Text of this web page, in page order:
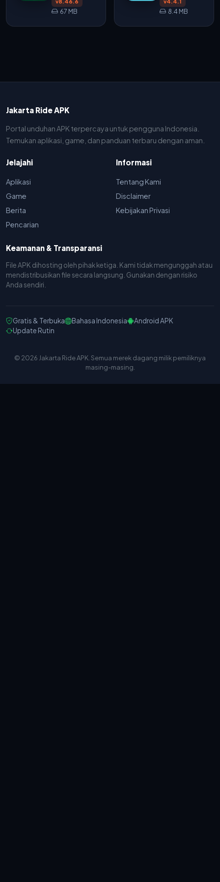
67 MB 8.4 MB
Jakarta Ride APK
Portal unduhan APK terpercaya untuk pengguna Indonesia.
Temukan aplikasi, game, dan panduan terbaru dengan aman.
Jelajahi
Aplikasi
Game
Berita
Pencarian
Informasi
Tentang Kami
Disclaimer
Kebijakan Privasi
Keamanan & Transparansi
File APK dihosting oleh pihak ketiga. Kami tidak mengunggah atau
mendistribusikan file secara langsung. Gunakan dengan risiko
Anda sendiri.
Gratis & Terbuka Bahasa Indonesia
Android APK
Update Rutin
© 2026 Jakarta Ride APK. Semua merek dagang milik pemiliknya
masing-masing.